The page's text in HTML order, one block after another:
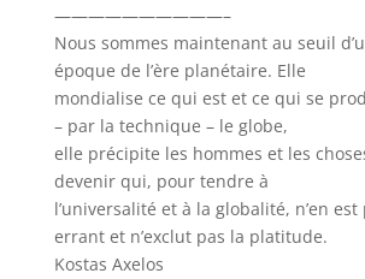
——————————–
Nous sommes maintenant au seuil
époque de l’ère planétaire. Elle
mondialise ce qui est et ce qui se
– par la technique – le globe,
elle précipite les hommes et les
devenir qui, pour tendre à
l’universalité et à la globalité, n’en est
errant et n’exclut pas la platitude.
Kostas Axelos